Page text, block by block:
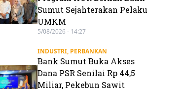
Sumut Sejahterakan Pelaku
UMKM
5/08/2026 - 14:27
INDUSTRI, PERBANKAN
Bank Sumut Buka Akses
Dana PSR Senilai Rp 44,5
Miliar, Pekebun Sawit